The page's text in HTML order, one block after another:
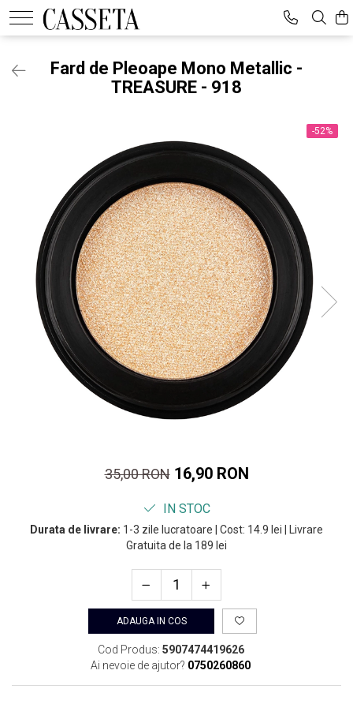
Fard de Pleoape Mono Metallic -
TREASURE - 918
-52%
35,00 RON 16,90 RON
IN STOC
Durata de livrare: 1-3 zile lucratoare | Cost: 14.9 lei | Livrare
Gratuita de la 189 lei
ADAUGA IN COS
Cod Produs: 5907474419626
Ai nevoie de ajutor? 0750260860